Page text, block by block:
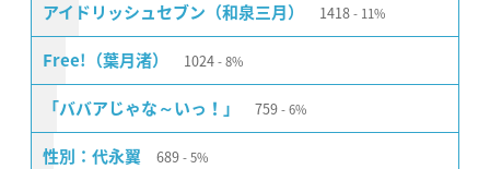
アイドリッシュセブン（和泉三月） 1418 11%
Free!（葉月渚） 1024 8%
「ババアじゃな～いっ！」 759 6%
性別：代永翼 689 5%